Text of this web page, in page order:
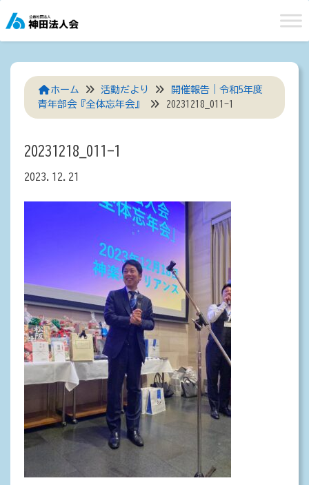
to
content
ホーム 活動だより
開催報告｜令和5年度
青年部会『全体忘年会』
20231218_011-1
20231218_011-1
2023.12.21